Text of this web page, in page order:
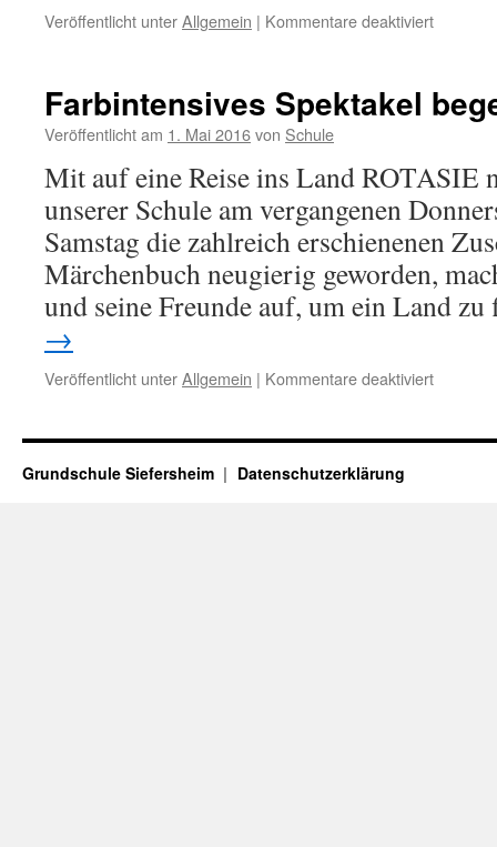
Veröffentlicht unterAllgemein | Kommentare deaktiviertfür
Farbintensives Spektakel
Veröffentlicht am 1. Mai 2016von Schule
Mit auf eine Reise ins Land ROTASIE
unserer Schule am vergangenen
Samstag die zahlreich erschienenen
Märchenbuch neugierig geworden,
und seine Freunde auf, um ein Land
→
Veröffentlicht unterAllgemein | Kommentare deaktiviertfür
Grundschule Siefersheim Datenschutzerklärung